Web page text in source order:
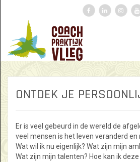
ONTDEK JE
Er is veel gebeurd in de wereld de
veel mensen is het leven veranderd en
Wat wil ik nu eigenlijk? Wat zijn mijn
Wat zijn mijn talenten? Hoe kan ik